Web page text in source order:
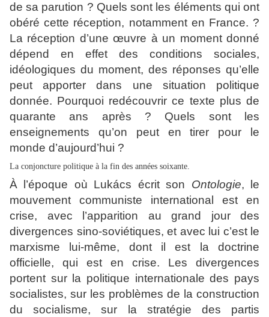
de sa parution ? Quels sont les éléments qui ont
obéré cette réception, notamment en France. ?
La réception d’une œuvre à un moment donné
dépend en effet des conditions sociales,
idéologiques du moment, des réponses qu’elle
peut apporter dans une situation politique
donnée. Pourquoi redécouvrir ce texte plus de
quarante ans après ? Quels sont les
enseignements qu’on peut en tirer pour le
monde d’aujourd’hui ?
La conjoncture politique à la fin des années soixante.
À l’époque où Lukács écrit son Ontologie, le
mouvement communiste international est en
crise, avec l’apparition au grand jour des
divergences sino-soviétiques, et avec lui c’est le
marxisme lui-même, dont il est la doctrine
officielle, qui est en crise. Les divergences
portent sur la politique internationale des pays
socialistes, sur les problèmes de la construction
du socialisme, sur la stratégie des partis